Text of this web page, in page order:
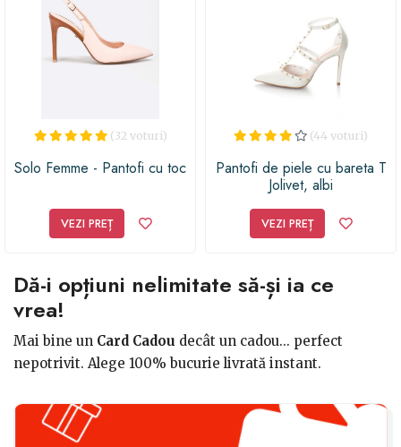
(32 voturi)
Solo Femme - Pantofi cu toc
VEZI PREȚ
(44 voturi)
Pantofi de piele cu bareta T
Jolivet, albi
VEZI PREȚ
Dă-i opțiuni nelimitate să-și ia ce
vrea!
Mai bine un Card Cadou decât un cadou... perfect
nepotrivit. Alege 100% bucurie livrată instant.